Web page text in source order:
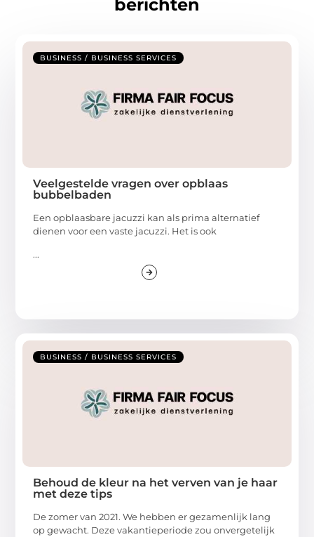
berichten
BUSINESS / BUSINESS SERVICES
Veelgestelde vragen over opblaas
bubbelbaden
Een opblaasbare jacuzzi kan als prima alternatief
dienen voor een vaste jacuzzi. Het is ook
...
BUSINESS / BUSINESS SERVICES
Behoud de kleur na het verven van je haar
met deze tips
De zomer van 2021. We hebben er gezamenlijk lang
op gewacht. Deze vakantieperiode zou onvergetelijk